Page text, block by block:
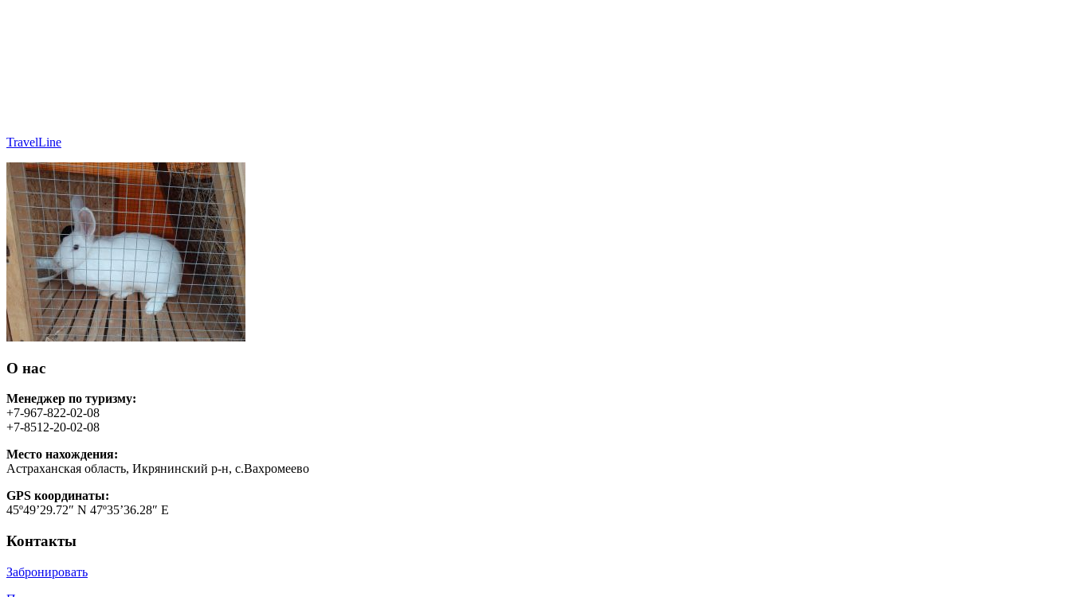
TravelLine
О нас
Менеджер по туризму:
+7-967-822-02-08
+7-8512-20-02-08
Место нахождения:
Астраханская область, Икрянинский р-н, с.Вахромеево
GPS координаты:
45º49’29.72″ N 47º35’36.28″ E
Контакты
Забронировать